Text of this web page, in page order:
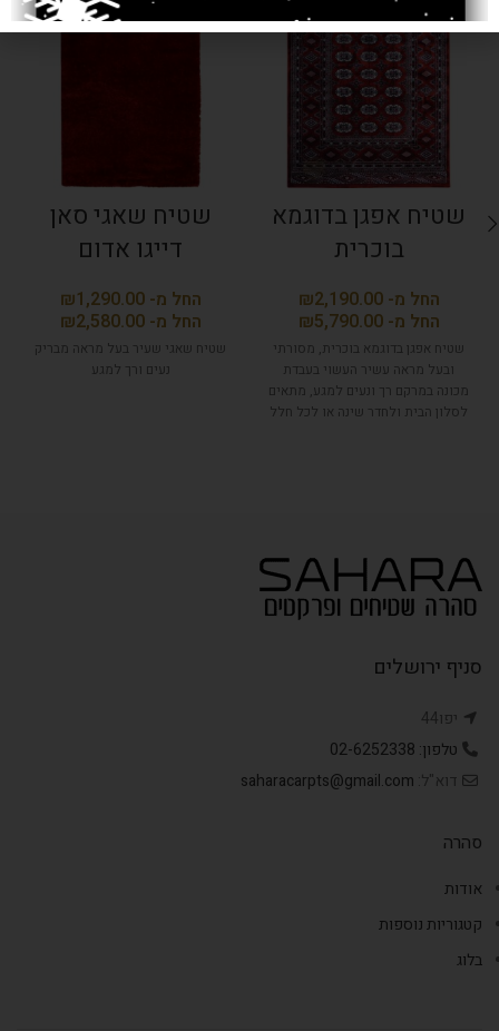
שטיח אפגן בדוגמא
בוכרית
₪
₪
שטיח אפגן בדוגמא בוכרית, מסורתי
ובעל מראה עשיר העשוי בעבדת
מכונה במרקם רך ונעים למגע, מתאים
לסלון הבית ולחדר שינה או לכל חלל
שטיח שאגי סאן
דייגו אדום
₪
₪
שטיח שאגי שעיר בעל מראה מבריק
נעים ורך למגע
סניף ירושלים
יפו44
טלפון: 02-6252338
דוא"ל: saharacarpts@gmail.com
סהרה
אודות
קטגוריות נוספות
בלוג